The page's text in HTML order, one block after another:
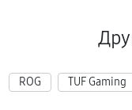
ROG TUF Gaming